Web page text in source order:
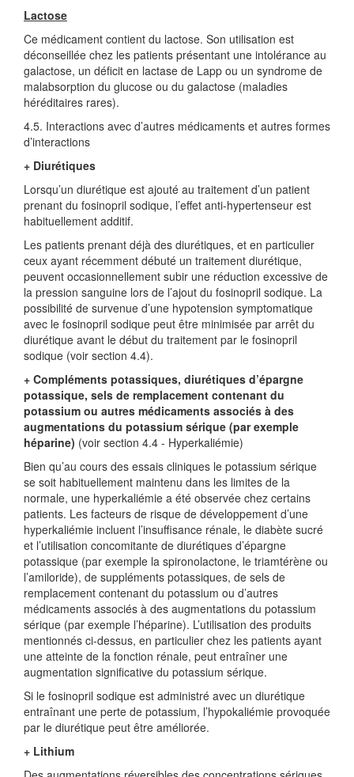
Lactose
Ce médicament contient du lactose. Son utilisation est
déconseillée chez les patients présentant une intolérance au
galactose, un déficit en lactase de Lapp ou un syndrome de
malabsorption du glucose ou du galactose (maladies
héréditaires rares).
4.5. Interactions avec d’autres médicaments et autres formes
d’interactions
+ Diurétiques
Lorsqu’un diurétique est ajouté au traitement d’un patient
prenant du fosinopril sodique, l’effet anti-hypertenseur est
habituellement additif.
Les patients prenant déjà des diurétiques, et en particulier
ceux ayant récemment débuté un traitement diurétique,
peuvent occasionnellement subir une réduction excessive de
la pression sanguine lors de l’ajout du fosinopril sodique. La
possibilité de survenue d’une hypotension symptomatique
avec le fosinopril sodique peut être minimisée par arrêt du
diurétique avant le début du traitement par le fosinopril
sodique (voir section 4.4).
+ Compléments potassiques, diurétiques d’épargne
potassique, sels de remplacement contenant du
potassium ou autres médicaments associés à des
augmentations du potassium sérique (par exemple
héparine) (voir section 4.4 - Hyperkaliémie)
Bien qu’au cours des essais cliniques le potassium sérique
se soit habituellement maintenu dans les limites de la
normale, une hyperkaliémie a été observée chez certains
patients. Les facteurs de risque de développement d’une
hyperkaliémie incluent l’insuffisance rénale, le diabète sucré
et l’utilisation concomitante de diurétiques d’épargne
potassique (par exemple la spironolactone, le triamtérène ou
l’amiloride), de suppléments potassiques, de sels de
remplacement contenant du potassium ou d’autres
médicaments associés à des augmentations du potassium
sérique (par exemple l’héparine). L’utilisation des produits
mentionnés ci-dessus, en particulier chez les patients ayant
une atteinte de la fonction rénale, peut entraîner une
augmentation significative du potassium sérique.
Si le fosinopril sodique est administré avec un diurétique
entraînant une perte de potassium, l’hypokaliémie provoquée
par le diurétique peut être améliorée.
+ Lithium